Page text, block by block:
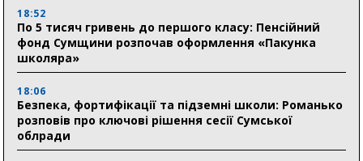
18:52
По 5 тисяч гривень до першого класу: Пенсійний
фонд Сумщини розпочав оформлення «Пакунка
школяра»
18:06
Безпека, фортифікації та підземні школи: Романько
розповів про ключові рішення сесії Сумської
облради